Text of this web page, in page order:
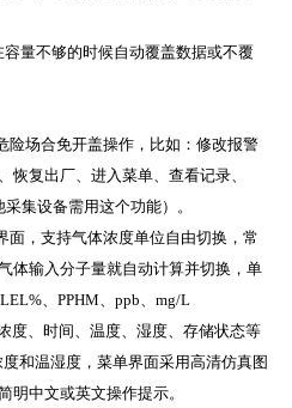
量不够的时候自动覆盖数据或不覆
险场合免开盖操作，比如：修改报警
恢复出厂、进入菜单、查看记录、
集设备需用这个功能）。
面，支持气体浓度单位自由切换，常
体输入分子量就自动计算并切换，单
LEL% PPHM ppb
mg/L
度、时间、温度、湿度、存储状态等
和温湿度，菜单界面采用高清仿真图
明中文或英文操作提示。